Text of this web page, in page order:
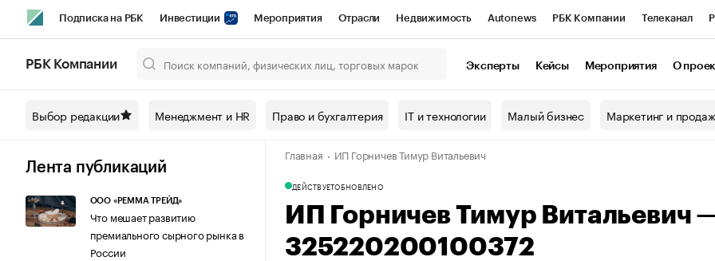
Подписка на РБК Инвестиции Мероприятия Отрасли Недвижимость Autonews РБК Компании Телеканал
Спецпроекты СПб Конференции СПб Спецпроекты Проверка контрагентов
Технологии и медиа Рынок наличной валюты
РБК Компании Эксперты Кейсы Мероприятия О
Выбор редакции Менеджмент и HR Право и бухгалтерия IT и технологии Малый бизнес Маркетинг и
Лента публикаций
ООО «РЕММА ТРЕЙД»
Что мешает развитию
премиального сырного рынка в
России
Главная ИП Горничев Тимур Витальевич
ДЕЙСТВУЕТОБНОВЛЕНО
ИП Горничев Тимур
325220200100372